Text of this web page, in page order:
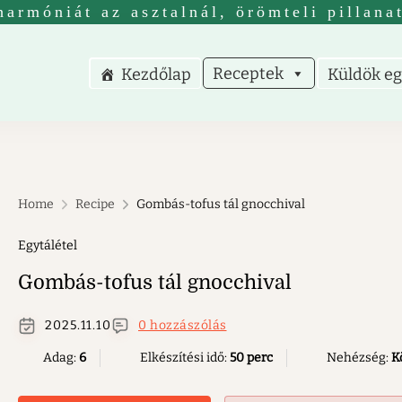
az asztalnál, örömteli
receptek
nem csak vegetáriánusoknak.
Kezdőlap Receptek Küldök
Home Recipe Gombás-tofus tál gnocchival
Egytálétel
Gombás-tofus tál gnocchival
2025.11.10 0 hozzászólás
Adag:6 Elkészítési idő:50 perc Nehézség: